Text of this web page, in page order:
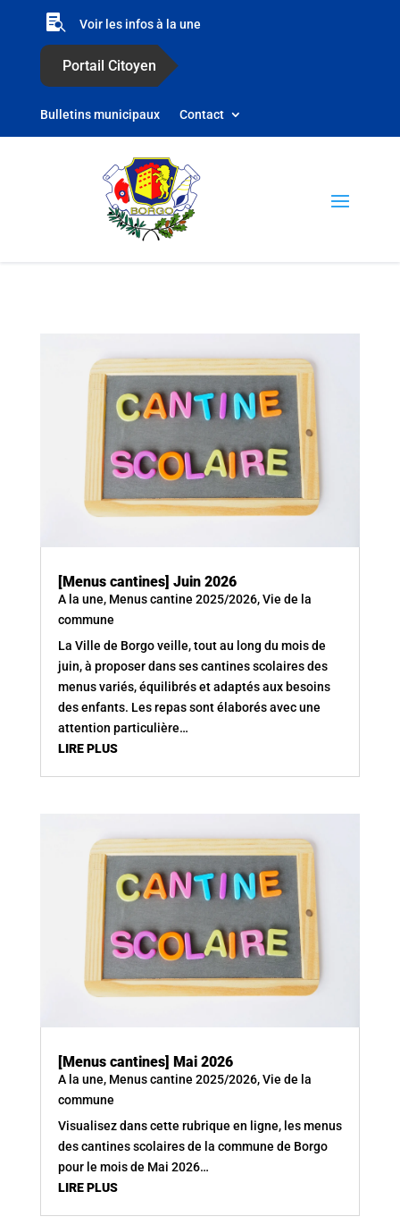
 Voir les infos à la une
Bulletins municipaux Contact
Portail Citoyen
[Menus cantines] Juin 2026
A la une, Menus cantine 2025/2026,Vie de la
commune
La Ville de Borgo veille, tout au long du mois de
juin, à proposer dans ses cantines scolaires des
menus variés, équilibrés et adaptés aux besoins
des enfants. Les repas sont élaborés avec une
attention particulière…
LIRE PLUS
[Menus cantines] Mai 2026
A la une, Menus cantine 2025/2026,Vie de la
commune
Visualisez dans cette rubrique en ligne, les menus
des cantines scolaires de la commune de Borgo
pour le mois de Mai 2026…
LIRE PLUS